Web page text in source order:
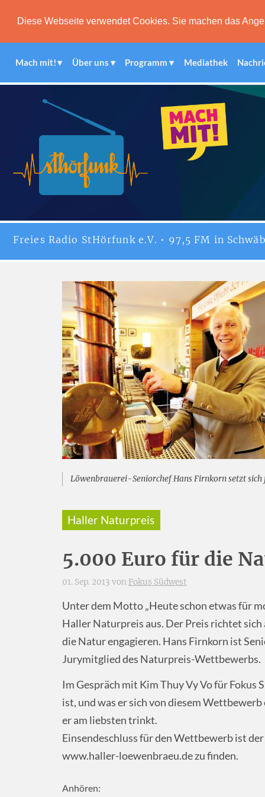
Diese Webseite verwendet Cookies. Sie machen das
Mach mit! Über uns Programm Mediathek
Freies Radio StHörfunke.V. • 97,5 FM in
Löwenbrauerei-Seniorchef Hans Firnkorn setzt
Haller Naturpreis
5.000 Euro für die
01. Sep. 2013 von Fokus Südwest
Unter dem Motto „Heute schon etwas für
Haller Naturpreis aus. Der Preis richtet sich
die Natur engagieren. Hans Firnkorn ist
Jurymitglied des Naturpreis-Wettbewerbs.
Im Gespräch mit Kim Thuy Vy Vo für Fokus
ist, und was er sich von diesem
er am liebsten trinkt.
Einsendeschluss für den Wettbewerb ist
www.haller-loewenbraeu.de zu finden.
Anhören: